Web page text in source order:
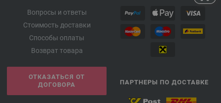
Вопросы и ответы
Стоимость доставки
Способы оплаты
Возврат товара
ОТКАЗАТЬСЯ ОТ
ДОГОВОРА
ПАРТНЕРЫ ПО ДОСТАВКЕ